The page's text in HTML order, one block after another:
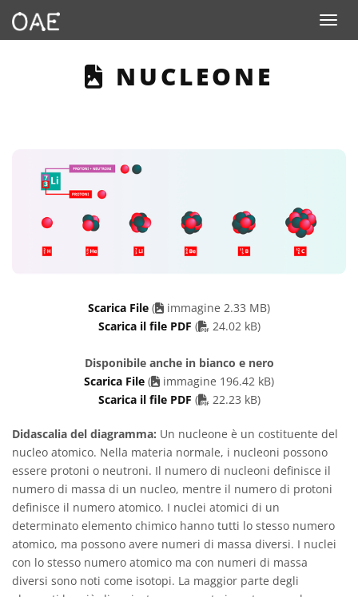
Toggle
THIS PAGE
NUCLEONE
Scarica File (
immagine 2.33 MB)
Scarica il file PDF ( PDF file
24.02 kB)
Disponibile anche in bianco e nero
Scarica File (
immagine 196.42 kB)
Scarica il file PDF ( PDF file
22.23 kB)
Didascalia del diagramma: Un nucleone è un costituente del
nucleo atomico. Nella materia normale, i nucleoni possono
essere protoni o neutroni. Il numero di nucleoni definisce il
numero di massa di un nucleo, mentre il numero di protoni
definisce il numero atomico. I nuclei atomici di un
determinato elemento chimico hanno tutti lo stesso numero
atomico, ma possono avere numeri di massa diversi. I nuclei
con lo stesso numero atomico ma con numeri di massa
diversi sono noti come isotopi. La maggior parte degli